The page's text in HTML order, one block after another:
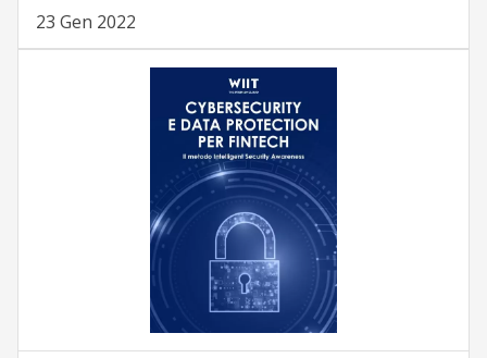
23 Gen 2022